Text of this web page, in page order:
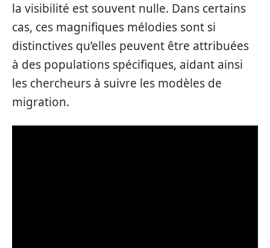
la visibilité est souvent nulle. Dans certains
cas, ces magnifiques mélodies sont si
distinctives qu’elles peuvent être attribuées
à des populations spécifiques, aidant ainsi
les chercheurs à suivre les modèles de
migration.